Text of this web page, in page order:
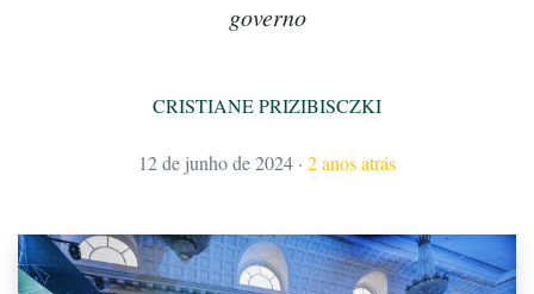
governo
CRISTIANE PRIZIBISCZKI
12 de junho de 2024 · 2 anos atrás